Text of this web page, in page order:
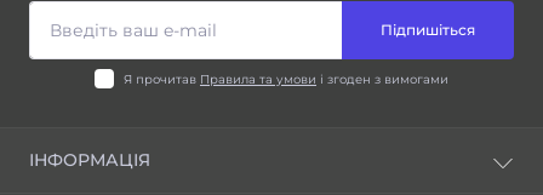
Підпишіться
Я прочитав Правила та умови і згоден з вимогами
ІНФОРМАЦІЯ